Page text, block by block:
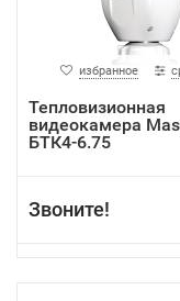
избранное
Тепловизионная
видеокамера
БТК4-6.75
Звоните!